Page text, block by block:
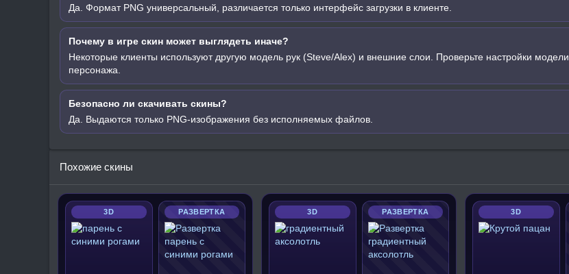
Да. Формат PNG универсальный, различается только интерфейс загрузки в клиенте.
Почему в игре скин может выглядеть иначе?
Некоторые клиенты используют другую модель рук (Steve/Alex) и внешние слои. Проверьте настройки модели
персонажа.
Безопасно ли скачивать скины?
Да. Выдаются только PNG-изображения без исполняемых файлов.
Похожие скины
3D РАЗВЕРТКА 3D РАЗВЕРТКА 3D